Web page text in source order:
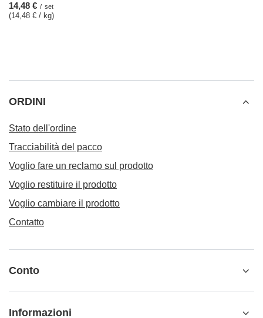
14,48 € / set
(14,48 € / kg)
ORDINI
Stato dell'ordine
Tracciabilità del pacco
Voglio fare un reclamo sul prodotto
Voglio restituire il prodotto
Voglio cambiare il prodotto
Contatto
Conto
Informazioni